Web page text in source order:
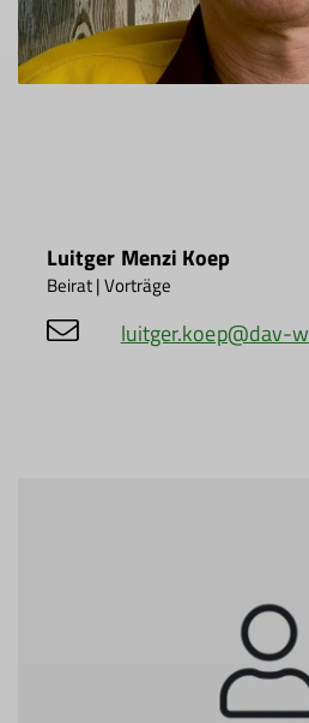
Luitger Menzi Koep
Beirat | Vorträge
luitger.koep@dav-